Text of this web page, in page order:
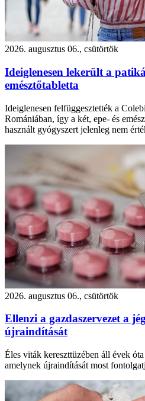
2026. augusztus 06., csütörtök
Ideiglenesen lekerült a
emésztőtabletta
Ideiglenesen felfüggesztették a
Romániában, így a két, epe- és
használt gyógyszert jelenleg nem
2026. augusztus 06., csütörtök
Ellenzi a gazdaszervezet a
újraindítását
Éles viták kereszttüzében áll évek
amelynek újraindítását most